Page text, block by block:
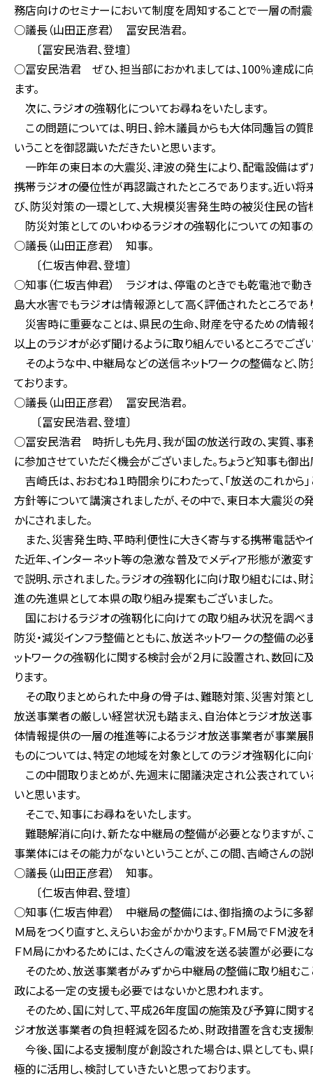
務店向けのセミナーにおいて制度を周知することで一層の耐震
○議長（山田正彦君） 冨安民浩君。
〔冨安民浩君、登壇〕
○冨安民浩君 ぜひ、担当部におかれましては、100％達成に
ます。
次に、ラジオの強靱化についてお尋ねをいたします。
この問題については、明日、鈴木議員からも大体同趣旨の質
いうことを御認識いただきたいと思います。
一昨年の東日本の大震災、津波の発生により、配電設備は
携帯ラジオの優位性が再認識されたところであります。近い
び、防災対策の一環として、大規模災害発生時の被災住民の
防災対策としてのいわゆるラジオの強靱化についての知事
○議長（山田正彦君） 知事。
〔仁坂吉伸君、登壇〕
○知事（仁坂吉伸君） ラジオは、停電のときでも乾電池で動
島大水害でもラジオは情報源として高く評価されたところであ
災害時に重要なことは、県民の生命、財産を守るための情報
以上のラジオが必ず聞けるように取り組んでいるところでござ
そのような中、中継局などの送信ネットワークの整備など、
ております。
○議長（山田正彦君） 冨安民浩君。
〔冨安民浩君、登壇〕
○冨安民浩君 時折しも先月、我が国の放送行政の、実質、
に参加させていただく機会がございました。ちょうど知事も御
吉崎氏は、おおむね１時間余りにわたって、「放送のこれか
方針等について講演されましたが、その中で、東日本大震災
かにされました。
また、災害発生時、平時利便性に大きく寄与する携帯電話や
た近年、インターネット等の急激な普及でメディア形態が激
で説明、示されました。ラジオの強靱化に向け取り組むには、
進の先進県として本県の取り組み提案もございました。
国におけるラジオの強靱化に向けての取り組み状況を調べ
防災・減災インフラ整備とともに、放送ネットワークの整備の
ットワークの強靱化に関する検討会が２月に設置され、数回
ります。
その取りまとめられた中身の骨子は、難聴対策、災害対策と
放送事業者の厳しい経営状況も踏まえ、自治体とラジオ放送
体情報提供の一層の推進等によるラジオ放送事業者が事業展
ものについては、特定の地域を対象としてのラジオ強靱化に向
この中間取りまとめが、先週末に閣議決定され公表されて
いと思います。
そこで、知事にお尋ねをいたします。
難聴解消に向け、新たな中継局の整備が必要となりますが、
事業体にはその能力がないということが、この間、吉崎さんの
○議長（山田正彦君） 知事。
〔仁坂吉伸君、登壇〕
○知事（仁坂吉伸君） 中継局の整備には、御指摘のように多
Ｍ局をつくり直すと、えらいお金がかかります。ＦＭ局でＦＭ
ＦＭ局にかわるためには、たくさんの電波を送る装置が必要にな
そのため、放送事業者がみずから中継局の整備に取り組む
政による一定の支援も必要ではないかと思われます。
そのため、国に対して、平成26年度国の施策及び予算に関
ジオ放送事業者の負担軽減を図るため、財政措置を含む支援
今後、国による支援制度が創設された場合は、県としても
極的に活用し、検討していきたいと思っております。